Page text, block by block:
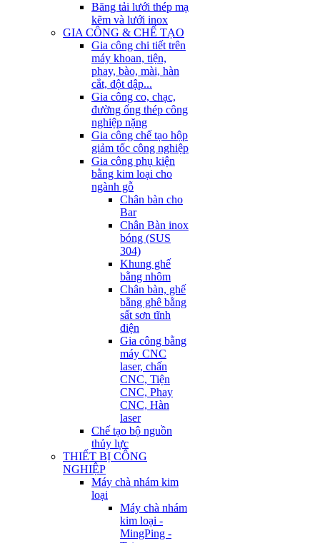
Băng tải lưới thép mạ
kẽm và lưới inox
GIA CÔNG & CHẾ TẠO
Gia công chi tiết trên
máy khoan, tiện,
phay, bào, mài, hàn
cắt, đột dập...
Gia công co, chạc,
đường ống thép công
nghiệp nặng
Gia công chế tạo hộp
giảm tốc công nghiệp
Gia công phụ kiện
bằng kim loại cho
ngành gỗ
Chân bàn cho
Bar
Chân Bàn inox
bóng (SUS
304)
Khung ghế
bằng nhôm
Chân bàn, ghế
bằng ghê bằng
sất sơn tĩnh
điện
Gia công bằng
máy CNC
laser, chấn
CNC, Tiện
CNC, Phay
CNC, Hàn
laser
Chế tạo bộ nguồn
thủy lực
THIẾT BỊ CÔNG
NGHIỆP
Máy chà nhám kim
loại
Máy chà nhám
kim loại -
MingPing -